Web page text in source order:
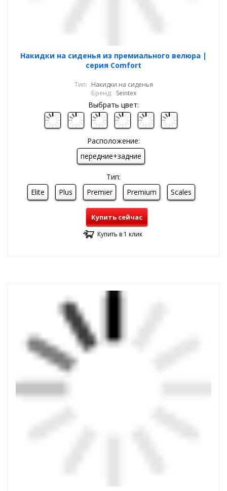
Накидки на сиденья из премиального велюра |
серия Comfort
Тип: Накидки на сиденья
Бренд: Seintex
Выбрать цвет:
Расположение:
передние+задние
Тип:
Elite
Plus Premier Premium Scales
Купить сейчас
Купить в 1 клик